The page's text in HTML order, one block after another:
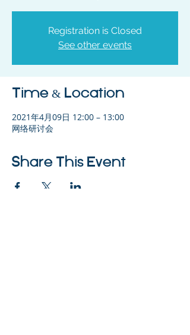
Registration is Closed
See other events
Time & Location
2021年4月09日 12:00 – 13:00
网络研讨会
Share This Event